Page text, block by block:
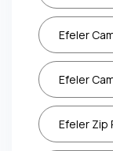
Efeler
Efeler
Efeler Zip